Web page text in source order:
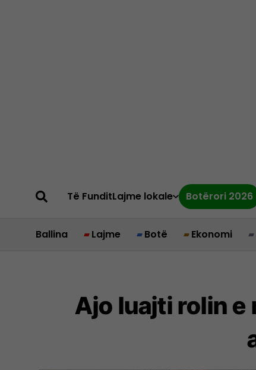
Të FunditLajme lokale Botërori 2026
Ballina Lajme Botë Ekonomi
Ajo luajti rolin e